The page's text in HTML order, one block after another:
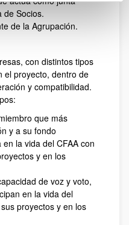
de Socios.
de la Agrupación.
con distintos tipos
el proyecto, dentro de
y compatibilidad.
que más
y a su fondo
la vida del CFAA con
y en los
de voz y voto,
en la vida del
proyectos y en los